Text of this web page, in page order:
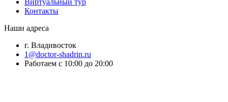
Виртуальный тур
Контакты
Наши адреса
г. Владивосток
1@doctor-shadrin.ru
Работаем с 10:00 до 20:00